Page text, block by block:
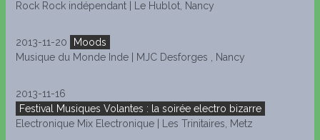
Rock Rock indépendant | Le Hublot, Nancy
2013-11-20
Moods
Musique du Monde Inde | MJC Desforges , Nancy
2013-11-16
Festival Musiques Volantes : la soirée electro bizarre
Electronique Mix Electronique | Les Trinitaires, Metz